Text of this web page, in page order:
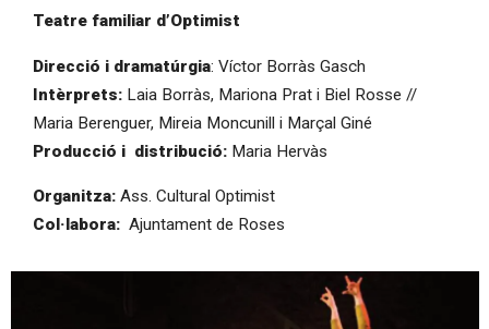
Teatre familiar d’Optimist
Direcció i dramatúrgia: Víctor Borràs Gasch
Intèrprets:Laia Borràs, Mariona Prat i Biel Rosse //
Maria Berenguer, Mireia Moncunill i Marçal Giné
Producció i distribució:Maria Hervàs
Organitza:Ass. Cultural Optimist
Col·labora: Ajuntament de Roses